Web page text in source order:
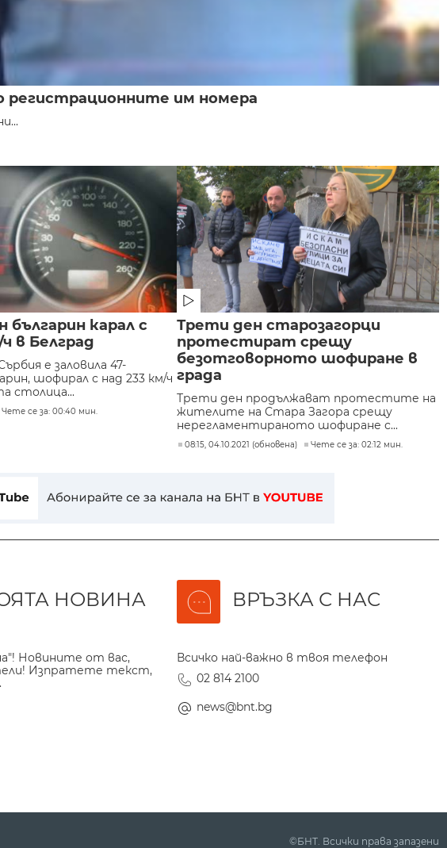
регистрационните им номера
българин карал с
в Белград
е заловила 47-
шофирал с над 233 км/ч
столица...
Чете се за: 00:40 мин.
Трети ден старозагорци
протестират срещу
безотговорното шофиране в
града
Трети ден продължават протестите на
жителите на Стара Загора срещу
нереглaментираното шофиране с...
08:15, 04.10.2021 (обновена) Чете се за: 02:12 мин.
НОВИНА
Новините от вас,
Изпратете текст,
ВРЪЗКА С НАС
Всичко най-важно в твоя телефон
02 814 2100
news@bnt.bg
©БНТ. Всички права запазени